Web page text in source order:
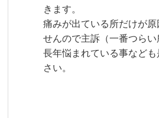
きます。
痛みが出ている所だけが原
せんので主訴（一番つらい
長年悩まれている事など
さい。